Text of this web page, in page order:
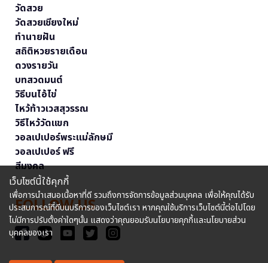
วัดสวย
วัดสวยเชียงใหม่
ทำนายฝัน
สถิติหวยรายเดือน
ดวงรายวัน
บทสวดมนต์
วิธีบนไอ้ไข่
ไหว้ท้าวเวสสุวรรณ
วิธีไหว้วัดแขก
วอลเปเปอร์พระแม่ลักษมี
วอลเปเปอร์ ฟรี
สีมงคล
FOLLOW US
เว็บไซต์นี้ใช้คุกกี้
เพื่อการนำเสนอเนื้อหาที่ดี รวมถึงการจัดการข้อมูลส่วนบุคคล เพื่อให้คุณได้รับ
ประสบการณ์ที่ดีบนบริการของเว็บไซต์เรา หากคุณใช้บริการเว็บไซต์นี้ต่อไปโดย
ไม่มีการปรับตั้งค่าใดๆนั้น แสดงว่าคุณยอมรับนโยบายคุกกี้และนโยบายส่วน
บุคคลของเรา